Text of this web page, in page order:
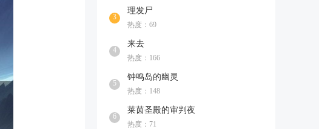
3
理发尸
热度：69
4
来去
热度：166
5
钟鸣岛的幽灵
热度：148
6
莱茵圣殿的审判夜
热度：71